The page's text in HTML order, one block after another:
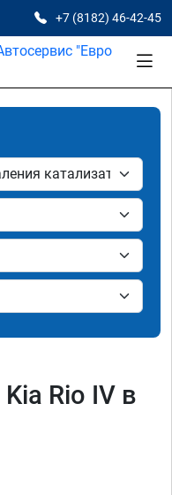
+7 (8182) 46-42-45
Rio IV в